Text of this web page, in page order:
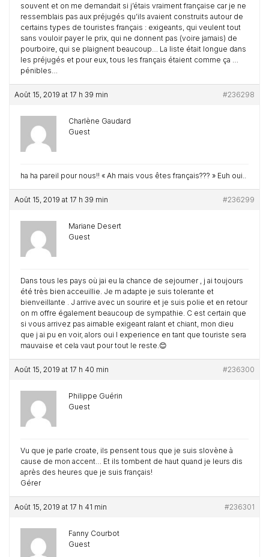
souvent et on me demandait si j’étais vraiment française car je ne
ressemblais pas aux préjugés qu’ils avaient construits autour de
certains types de touristes français : exigeants, qui veulent tout
sans vouloir payer le prix, qui ne donnent pas (voire jamais) de
pourboire, qui se plaignent beaucoup… La liste était longue dans
les préjugés et pour eux, tous les français étaient comme ça …
pénibles…
Août 15, 2019 at 17 h 39 min #236298
Charlène Gaudard
Guest
ha ha pareil pour nous!! « Ah mais vous êtes français??? » Euh oui..
Août 15, 2019 at 17 h 39 min #236299
Mariane Desert
Guest
Dans tous les pays où jai eu la chance de sejourner , j ai toujours
été très bien acceuillie. Je m adapte je suis tolerante et
bienveillante . J arrive avec un sourire et je suis polie et en retour
on m offre également beaucoup de sympathie. C est certain que
si vous arrivez pas aimable exigeant ralant et chiant, mon dieu
que j ai pu en voir, alors oui l experience en tant que touriste sera
mauvaise et cela vaut pour tout le reste.😊
Août 15, 2019 at 17 h 40 min #236300
Philippe Guérin
Guest
Vu que je parle croate, ils pensent tous que je suis slovène à
cause de mon accent… Et ils tombent de haut quand je leurs dis
après des heures que je suis français!
Gérer
Août 15, 2019 at 17 h 41 min #236301
Fanny Courbot
Guest